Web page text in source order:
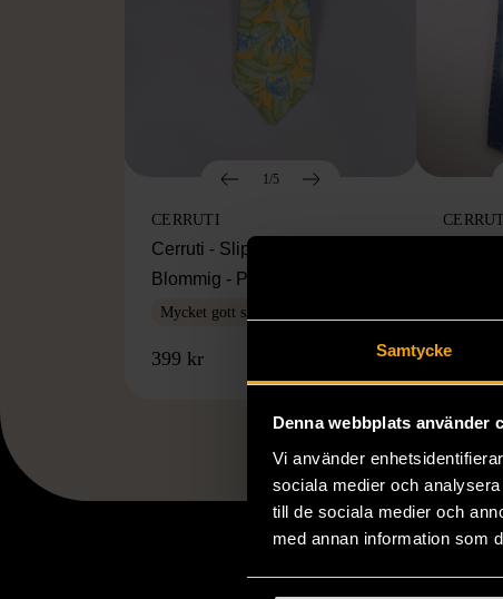
Samtycke
Denna webbplats använder
Vi använder
sociala medier och
till de sociala medier och
med annan information som
1/5
CERRUTI
Cerruti - Slips - Siden -
Blommig - Premium Vintage
Mycket gott skick
399 kr 129 kr